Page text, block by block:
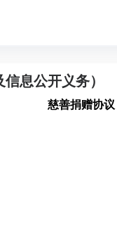
息公开义务）
慈善捐赠协议